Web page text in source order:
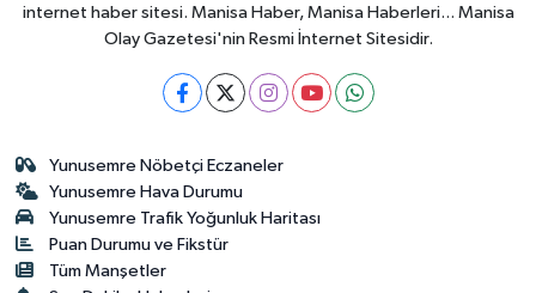
internet haber sitesi. Manisa Haber, Manisa Haberleri... Manisa
Olay Gazetesi'nin Resmi İnternet Sitesidir.
Yunusemre Nöbetçi Eczaneler
Yunusemre Hava Durumu
Yunusemre Trafik Yoğunluk Haritası
Puan Durumu ve Fikstür
Tüm Manşetler